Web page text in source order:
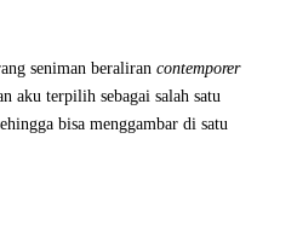
seniman beraliran contemporer
aku terpilih sebagai salah satu
bisa menggambar di satu